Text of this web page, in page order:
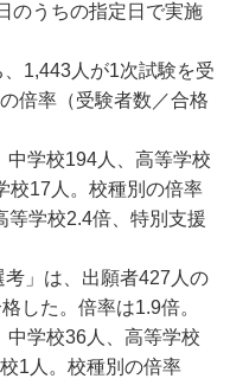
のうちの指定日で実施
1,443人が1次試験を受
倍率（受験者数／合格
学校194人、高等学校
校17人。校種別の倍率
等学校2.4倍、特別支援
」は、出願者427人の
した。倍率は1.9倍。
学校36人、高等学校
1人。校種別の倍率